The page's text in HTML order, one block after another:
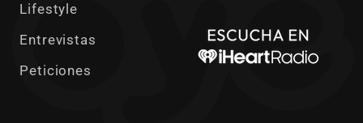
Lifestyle
Entrevistas
Peticiones